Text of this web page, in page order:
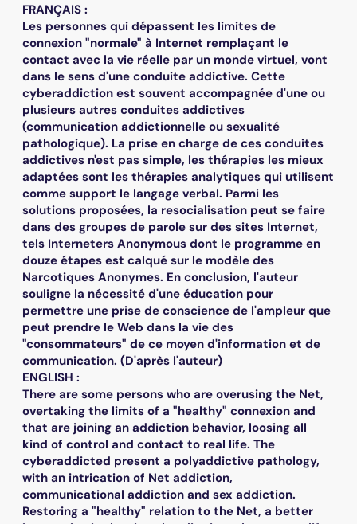
FRANÇAIS :
Les personnes qui dépassent les limites de
connexion "normale" à Internet remplaçant le
contact avec la vie réelle par un monde virtuel, vont
dans le sens d'une conduite addictive. Cette
cyberaddiction est souvent accompagnée d'une ou
plusieurs autres conduites addictives
(communication addictionnelle ou sexualité
pathologique). La prise en charge de ces conduites
addictives n'est pas simple, les thérapies les mieux
adaptées sont les thérapies analytiques qui utilisent
comme support le langage verbal. Parmi les
solutions proposées, la resocialisation peut se faire
dans des groupes de parole sur des sites Internet,
tels Interneters Anonymous dont le programme en
douze étapes est calqué sur le modèle des
Narcotiques Anonymes. En conclusion, l'auteur
souligne la nécessité d'une éducation pour
permettre une prise de conscience de l'ampleur que
peut prendre le Web dans la vie des
"consommateurs" de ce moyen d'information et de
communication. (D'après l'auteur)
ENGLISH :
There are some persons who are overusing the Net,
overtaking the limits of a "healthy" connexion and
that are joining an addiction behavior, loosing all
kind of control and contact to real life. The
cyberaddicted present a polyaddictive pathology,
with an intrication of Net addiction,
communicational addiction and sex addiction.
Restoring a "healthy" relation to the Net, a better